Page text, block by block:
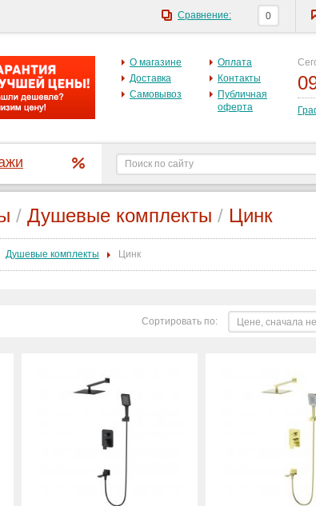
О магазине
Доставка
Самовывоз
Оплата
Контакты
Публичная
оферта
/ Душевые комплекты / Цинк
Душевые комплекты Цинк
Сортировать по: Цене, сначала
Сравнение: 0